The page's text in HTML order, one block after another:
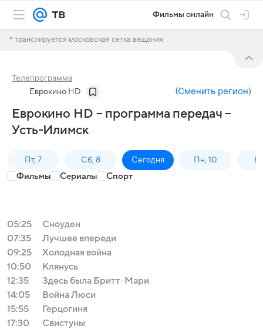
Фильмы онлайн
* транслируется московская сетка вещания
Телепрограмма
Еврокино HD (Сменить регион)
Еврокино HD – программа передач –
Усть-Илимск
Пт, 7 Сб, 8 Сегодня Пн, 10
Фильмы Сериалы Спорт
05:25
Сноуден
07:35
Лучшее впереди
09:25
Холодная война
10:50
Клянусь
12:35
Здесь была Бритт-Мари
14:05
Война Люси
15:55
Герцогиня
17:30
Свистуны